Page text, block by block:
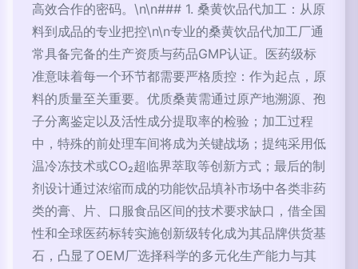
高效合作的密码。\n\n### 1. 桑黄饮品代加工：从原
料到成品的专业把控\n\n专业的桑黄饮品代加工厂通
常具备完备的生产资质与药品GMP认证。医药级标
准意味着每一个环节都需要严格质控：作为起点，原
料的质量至关重要。优质桑黄需通过原产地溯源、孢
子分离鉴定以及活性成分提取率的检验；加工过程
中，特殊的前处理车间将成为关键战场；提纯采用低
温冷冻技术或CO₂超临界萃取等创新方式；最后的制
剂设计通过浓缩而成的功能饮品填补市场中各类非药
类的膏、片、口服食品区间的技术要求缺口，借全国
性和全球医药标转实施创新级转化成为其品牌供货基
石，凸显了OEM厂选择科学的多元化生产能力与其